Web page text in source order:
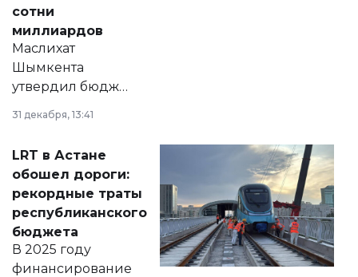
сотни
миллиардов
Маслихат
Шымкента
утвердил бюджет
города на 2026–
2028 годы.
документ
появился в базе
нормативных
правовых актов и
на сайте маслихат
города.
31 декабря, 13:41
LRT в Астане
обошел дороги:
рекордные траты
республиканского
бюджета
В 2025 году
финансирование